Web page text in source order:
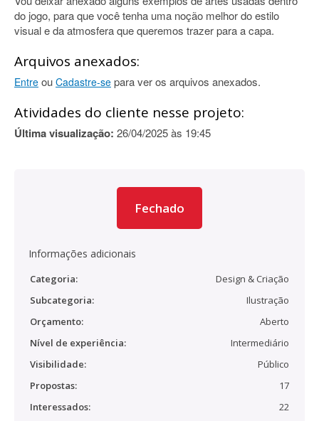
do jogo, para que você tenha uma noção melhor do estilo
visual e da atmosfera que queremos trazer para a capa.
Arquivos anexados:
Entre ou Cadastre-se para ver os arquivos anexados.
Atividades do cliente nesse projeto:
Última visualização: 26/04/2025 às 19:45
Fechado
Informações adicionais
Categoria:
Design & Criação
Subcategoria:
Ilustração
Orçamento:
Aberto
Nível de experiência:
Intermediário
Visibilidade:
Público
Propostas:
17
Interessados:
22